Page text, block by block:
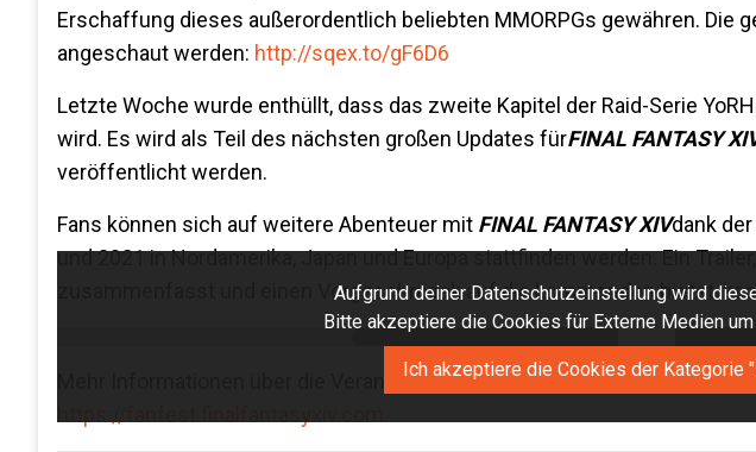
Erschaffung dieses außerordentlich beliebten MMORPGs gewähren. Die
angeschaut werden: http://sqex.to/gF6D6
Letzte Woche wurde enthüllt, dass das zweite Kapitel der Raid-Serie
wird. Es wird als Teil des nächsten großen Updates fürFINAL FANTASY
veröffentlicht werden.
Fans können sich auf weitere Abenteuer mit FINAL FANTASY XIVdank der
und 2021 in Nordamerika, Japan und Europa stattfinden werden. Ein
zusammenfasst und einen Vorgeschmack auf die kommenden bietet,
Aufgrund deiner Datenschutzeinstellung wird
Bitte akzeptiere die Cookies für Externe Medien
Ich akzeptiere die Cookies der Kategorie
Mehr Informationen über die Veranstaltungsorte und Termine der Fan